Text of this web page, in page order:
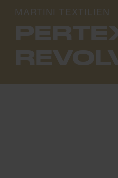
MARTINI TEXTILIEN